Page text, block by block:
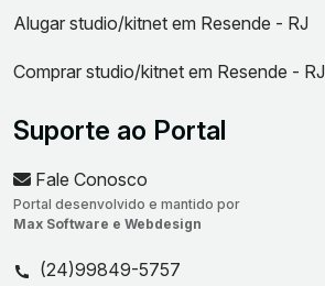
Alugar studio/kitnet em Resende - RJ
Comprar studio/kitnet em Resende - RJ
Suporte ao Portal
Fale Conosco
Portal desenvolvido e mantido por
Max Software e Webdesign
(24)99849-5757